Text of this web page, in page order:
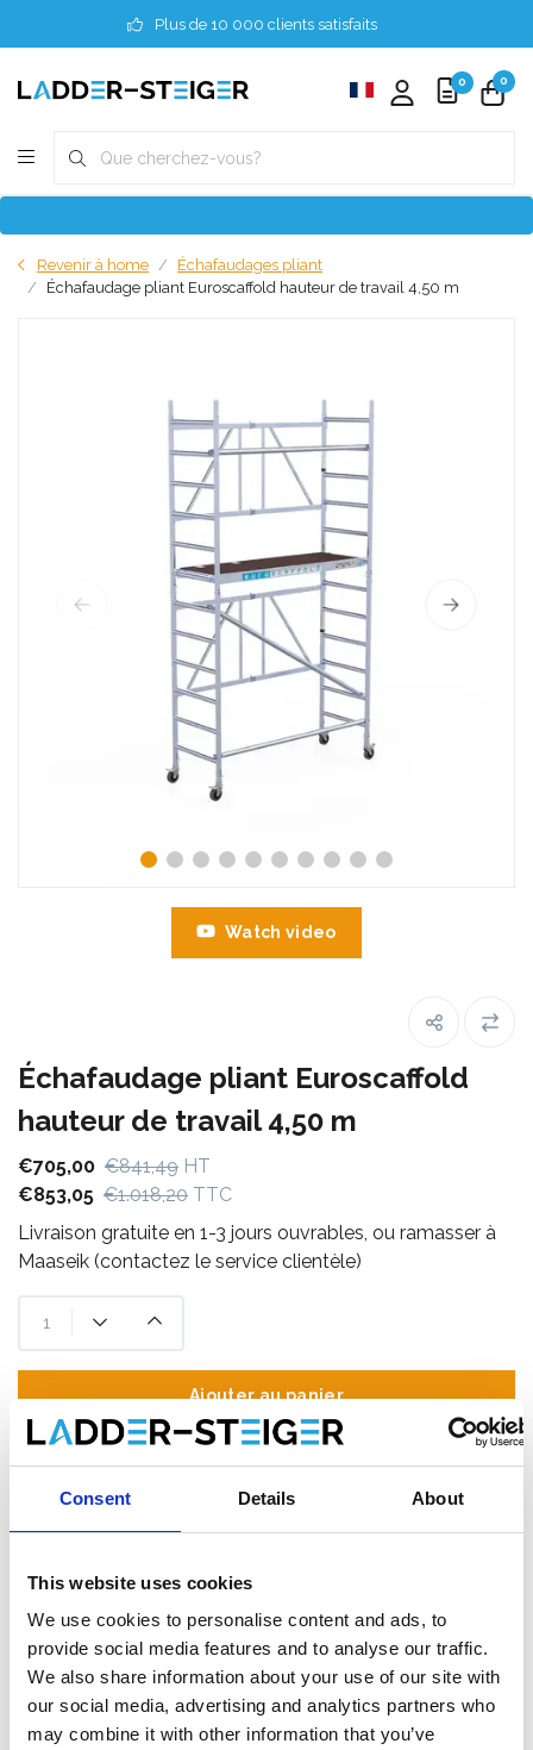
Consent Details About
This website uses cookies
We use cookies to personalise content and ads, to
provide social media features and to analyse our traffic.
We also share information about your use of our site with
our social media, advertising and analytics partners who
may combine it with other information that you’ve
Plus de 10 000 clients satisfaits
0 0
Revenir à home
Échafaudages pliant
Échafaudage pliant Euroscaffold hauteur de travail 4,50 m
Watch video
Échafaudage pliant Euroscaffold
hauteur de travail 4,50 m
€705,00 €841,49 HT
€853,05 €1.018,20 TTC
Livraison gratuite en 1-3 jours ouvrables, ou ramasser à
Maaseik (contactez le service clientèle)
Ajouter au panier